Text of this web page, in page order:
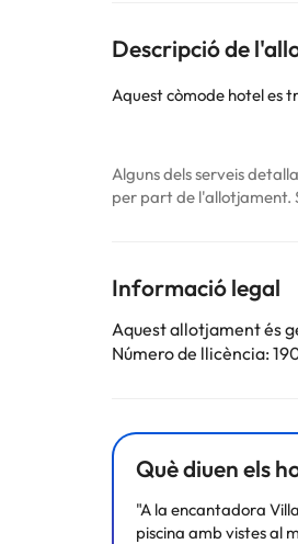
Descripció de
Aquest còmode hotel es
Alguns dels serveis
per part de l'allotjament.
Informació legal
Aquest allotjament és
Número de llicència:
Què diuen els
"A la encantadora
piscina amb vistes al